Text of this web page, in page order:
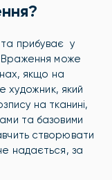
прибуває у
Враження може
якщо на
художник, який
на тканині,
та базовими
створювати
надається, за